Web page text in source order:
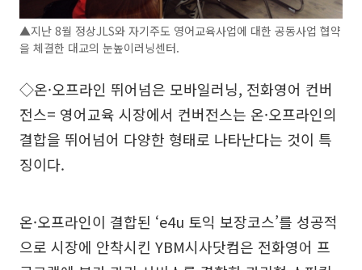
▲지난 8월 정상JLS와 자기주도 영어교육사업에 대한 공동사업 협약
을 체결한 대교의 눈높이러닝센터.
◇온·오프라인 뛰어넘은 모바일러닝, 전화영어 컨버
전스= 영어교육 시장에서 컨버전스는 온·오프라인의
결합을 뛰어넘어 다양한 형태로 나타난다는 것이 특
징이다.
온·오프라인이 결합된 ‘e4u 토익 보장코스’를 성공적
으로 시장에 안착시킨 YBM시사닷컴은 전화영어 프